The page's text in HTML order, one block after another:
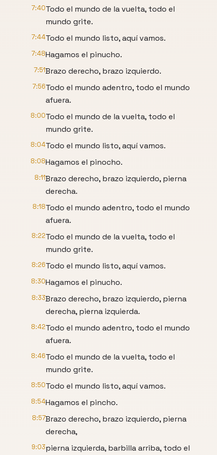
7:40Todo el mundo de la vuelta, todo el
mundo grite.
7:44Todo el mundo listo, aquí vamos.
7:48Hagamos el pinucho.
7:51Brazo derecho, brazo izquierdo.
7:56Todo el mundo adentro, todo el mundo
afuera.
8:00Todo el mundo de la vuelta, todo el
mundo grite.
8:04Todo el mundo listo, aquí vamos.
8:08Hagamos el pinocho.
8:11Brazo derecho, brazo izquierdo, pierna
derecha.
8:18Todo el mundo adentro, todo el mundo
afuera.
8:22Todo el mundo de la vuelta, todo el
mundo grite.
8:26Todo el mundo listo, aquí vamos.
8:30Hagamos el pinucho.
8:33Brazo derecho, brazo izquierdo, pierna
derecha, pierna izquierda.
8:42Todo el mundo adentro, todo el mundo
afuera.
8:46Todo el mundo de la vuelta, todo el
mundo grite.
8:50Todo el mundo listo, aquí vamos.
8:54Hagamos el pincho.
8:57Brazo derecho, brazo izquierdo, pierna
derecha,
9:03pierna izquierda, barbilla arriba, todo el